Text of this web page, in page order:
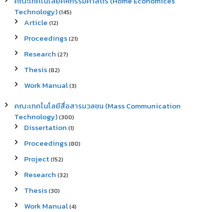
Technology)(145)
Article (12)
Proceedings(21)
Research (27)
Thesis(82)
Work Manual(3)
คณะเทคโนโลยีสื่อสารมวลชน (Mass Communication
Technology)(300)
Dissertation (1)
Proceedings(80)
Project(152)
Research (32)
Thesis(30)
Work Manual(4)